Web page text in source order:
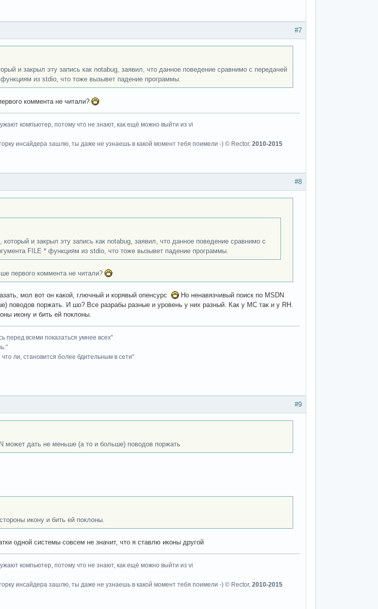
#7
и закрыл эту запись как notabug, заявил, что данное поведение сравнимо с передачей
функциям из stdio, что тоже вызывет падение программы.
коммента не читали?
компьютер, потому что не знают, как ещё можно выйти из vi
инсайдера зашлю, ты даже не узнаешь в какой момент тебя поимели -) © Rector, 2010-2015
#8
и закрыл эту запись как notabug, заявил, что данное поведение сравнимо с
FILE * функциям из stdio, что тоже вызывет падение программы.
первого коммента не читали?
мол вот он какой, глючный и корявый опенсурс
Но ненавязчивый поиск по MSDN
поводов поржать. И шо? Все разрабы разные и уровень у них разный. Как у МС так и у RH.
икону и бить ей поклоны.
перед всеми показаться умнее всех"
ли, становится более бдительным в сети"
#9
может дать не меньше (а то и больше) поводов поржать
икону и бить ей поклоны.
одной системы совсем не значит, что я ставлю иконы другой
компьютер, потому что не знают, как ещё можно выйти из vi
инсайдера зашлю, ты даже не узнаешь в какой момент тебя поимели -) © Rector, 2010-2015